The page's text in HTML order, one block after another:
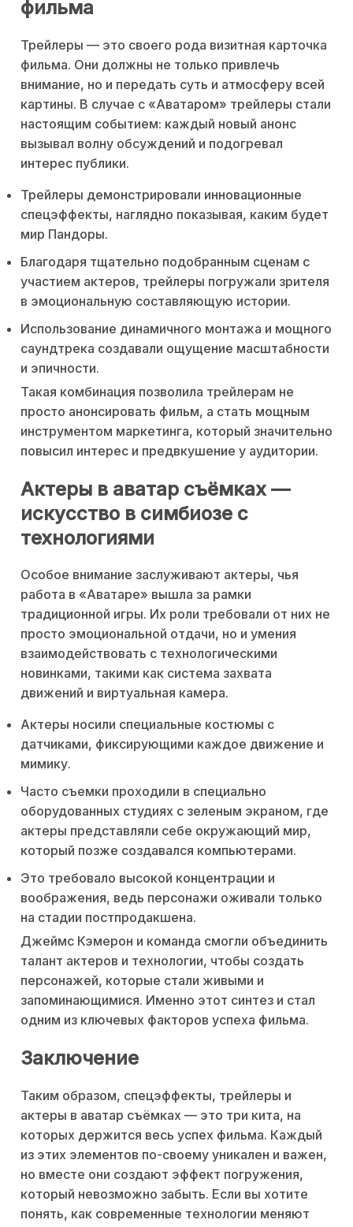
фильма
Трейлеры — это своего рода визитная карточка
фильма. Они должны не только привлечь
внимание, но и передать суть и атмосферу всей
картины. В случае с «Аватаром» трейлеры стали
настоящим событием: каждый новый анонс
вызывал волну обсуждений и подогревал
интерес публики.
Трейлеры демонстрировали инновационные
спецэффекты, наглядно показывая, каким будет
мир Пандоры.
Благодаря тщательно подобранным сценам с
участием актеров, трейлеры погружали зрителя
в эмоциональную составляющую истории.
Использование динамичного монтажа и мощного
саундтрека создавали ощущение масштабности
и эпичности.
Такая комбинация позволила трейлерам не
просто анонсировать фильм, а стать мощным
инструментом маркетинга, который значительно
повысил интерес и предвкушение у аудитории.
Актеры в аватар съёмках —
искусство в симбиозе с
технологиями
Особое внимание заслуживают актеры, чья
работа в «Аватаре» вышла за рамки
традиционной игры. Их роли требовали от них не
просто эмоциональной отдачи, но и умения
взаимодействовать с технологическими
новинками, такими как система захвата
движений и виртуальная камера.
Актеры носили специальные костюмы с
датчиками, фиксирующими каждое движение и
мимику.
Часто съемки проходили в специально
оборудованных студиях с зеленым экраном, где
актеры представляли себе окружающий мир,
который позже создавался компьютерами.
Это требовало высокой концентрации и
воображения, ведь персонажи оживали только
на стадии постпродакшена.
Джеймс Кэмерон и команда смогли объединить
талант актеров и технологии, чтобы создать
персонажей, которые стали живыми и
запоминающимися. Именно этот синтез и стал
одним из ключевых факторов успеха фильма.
Заключение
Таким образом, спецэффекты, трейлеры и
актеры в аватар съёмках — это три кита, на
которых держится весь успех фильма. Каждый
из этих элементов по-своему уникален и важен,
но вместе они создают эффект погружения,
который невозможно забыть. Если вы хотите
понять, как современные технологии меняют